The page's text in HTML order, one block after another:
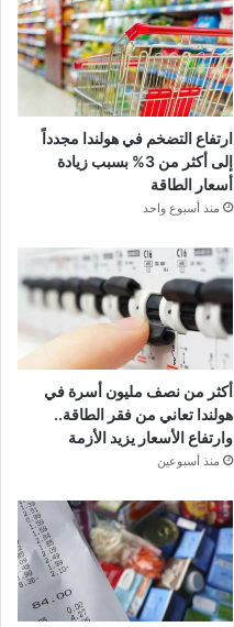
ارتفاع التضخم في هولندا مجدداً
إلى أكثر من 3% بسبب زيادة
أسعار الطاقة
منذ أسبوع واحد
أكثر من نصف مليون أسرة في
هولندا تعاني من فقر الطاقة..
وارتفاع الأسعار يزيد الأزمة
منذ أسبوعين